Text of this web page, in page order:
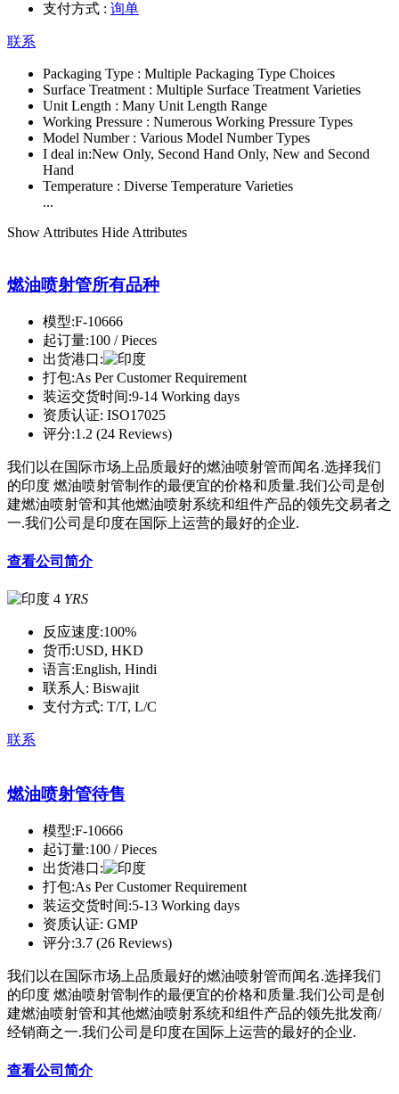
支付方式 : 询单
联系
Packaging Type : Multiple Packaging Type Choices
Surface Treatment : Multiple Surface Treatment Varieties
Unit Length : Many Unit Length Range
Working Pressure : Numerous Working Pressure Types
Model Number : Various Model Number Types
I deal in:New Only, Second Hand Only, New and Second
Hand
Temperature : Diverse Temperature Varieties
...
Show Attributes Hide Attributes
燃油喷射管所有品种
模型:F-10666
起订量:100 / Pieces
出货港口:
打包:As Per Customer Requirement
装运交货时间:9-14 Working days
资质认证: ISO17025
评分:1.2 (24 Reviews)
我们以在国际市场上品质最好的燃油喷射管而闻名.选择我们
的印度 燃油喷射管制作的最便宜的价格和质量.我们公司是创
建燃油喷射管和其他燃油喷射系统和组件产品的领先交易者之
一.我们公司是印度在国际上运营的最好的企业.
查看公司简介
4 YRS
反应速度:100%
货币:USD, HKD
语言:English, Hindi
联系人: Biswajit
支付方式: T/T, L/C
联系
燃油喷射管待售
模型:F-10666
起订量:100 / Pieces
出货港口:
打包:As Per Customer Requirement
装运交货时间:5-13 Working days
资质认证: GMP
评分:3.7 (26 Reviews)
我们以在国际市场上品质最好的燃油喷射管而闻名.选择我们
的印度 燃油喷射管制作的最便宜的价格和质量.我们公司是创
建燃油喷射管和其他燃油喷射系统和组件产品的领先批发商/
经销商之一.我们公司是印度在国际上运营的最好的企业.
查看公司简介